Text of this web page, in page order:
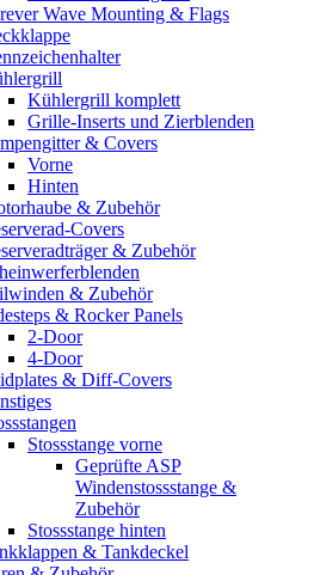
Wave Mounting & Flags
Kühlergrill komplett
Grille-Inserts und Zierblenden
& Covers
Vorne
Hinten
& Zubehör
Covers
& Zubehör
& Zubehör
& Rocker Panels
2-Door
4-Door
& Diff-Covers
Stossstange vorne
Geprüfte ASP
Windenstossstange &
Zubehör
Stossstange hinten
& Tankdeckel